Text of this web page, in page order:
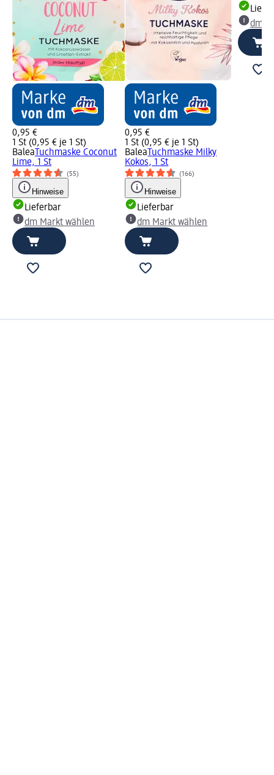
0,95 €
1 St (0,95 € je 1 St)
Balea Tuchmaske Coconut
Lime, 1 St
(55)
Hinweise
Lieferbar
dm Markt wählen
0,95 €
1 St (0,95 € je 1 St)
Balea Tuchmaske Milky
Kokos, 1 St
(166)
Hinweise
Lieferbar
dm Markt wählen
dm